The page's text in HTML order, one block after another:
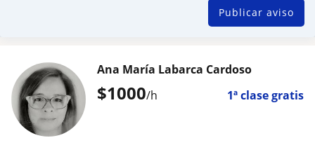
Publicar aviso
$1000/h 1ª clase gratis
Ana María Labarca Cardoso